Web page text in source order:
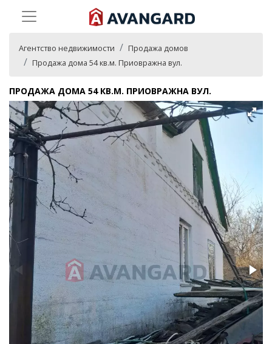
Агентство недвижимости
Продажа домов
Продажа дома 54 кв.м. Приовражна вул.
ПРОДАЖА ДОМА 54 КВ.М. ПРИОВРАЖНА ВУЛ.